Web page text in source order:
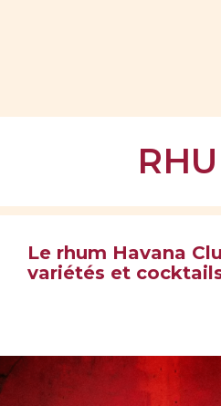
Le rhum Havana
variétés et